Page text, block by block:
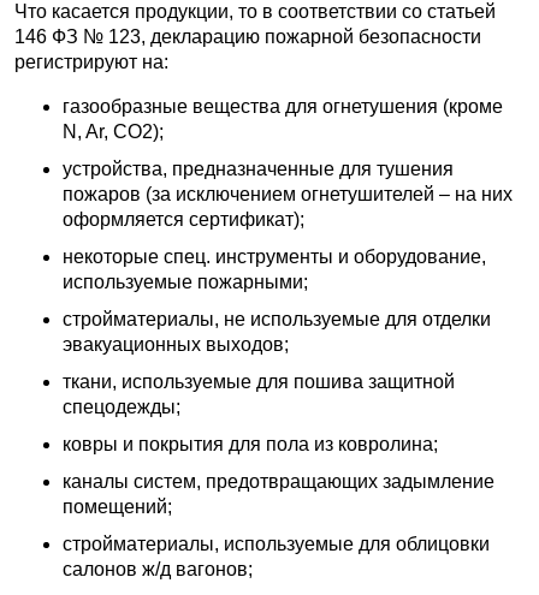
Что касается продукции, то в соответствии со статьей
146 ФЗ № 123, декларацию пожарной безопасности
регистрируют на:
газообразные вещества для огнетушения (кроме
N, Ar, CO2);
устройства, предназначенные для тушения
пожаров (за исключением огнетушителей – на них
оформляется сертификат);
некоторые спец. инструменты и оборудование,
используемые пожарными;
стройматериалы, не используемые для отделки
эвакуационных выходов;
ткани, используемые для пошива защитной
спецодежды;
ковры и покрытия для пола из ковролина;
каналы систем, предотвращающих задымление
помещений;
стройматериалы, используемые для облицовки
салонов ж/д вагонов;